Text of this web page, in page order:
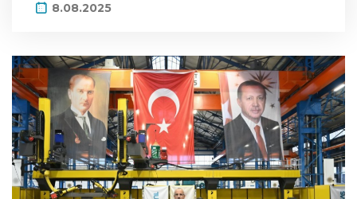
8.08.2025